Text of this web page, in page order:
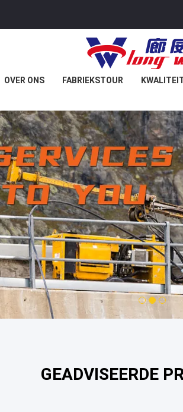
OVER ONS FABRIEKSTOUR
1 2 3
GEADVISEERDE